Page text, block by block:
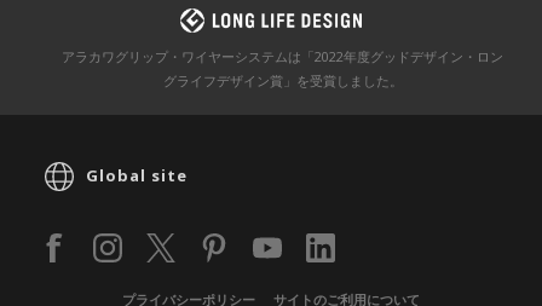
アラカワグリップ・ワイヤーシステムは「2022年度グッドデザイン・ロン
グライフデザイン賞」を受賞しました。
Global site
プライバシーポリシー サイトのご利用について